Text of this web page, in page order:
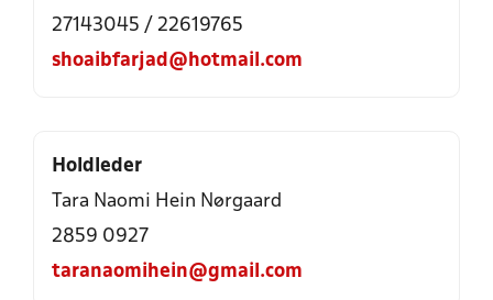
27143045 / 22619765
shoaibfarjad@hotmail.com
Holdleder
Tara Naomi Hein Nørgaard
2859 0927
taranaomihein@gmail.com